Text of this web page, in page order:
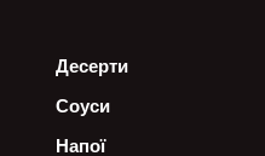
Десерти
Соуси
Напої